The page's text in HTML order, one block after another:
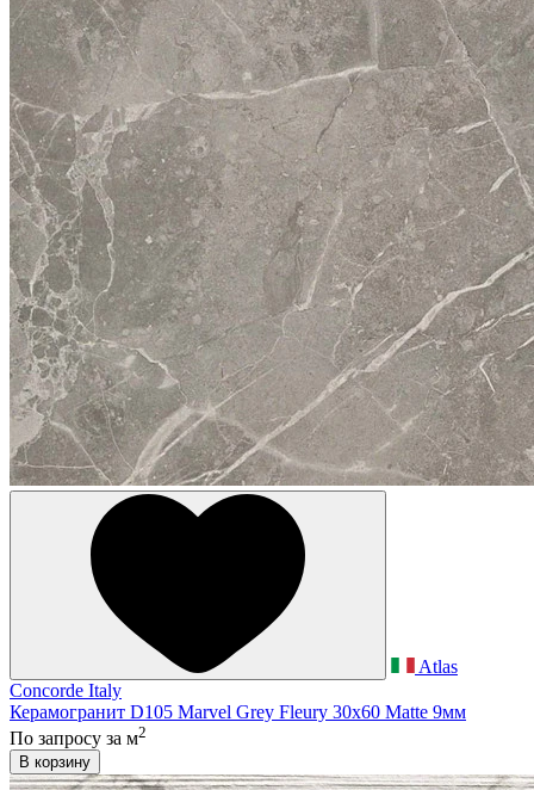
Atlas
Concorde Italy
Керамогранит D105 Marvel Grey Fleury 30x60 Matte 9мм
По запросу за м2
В корзину